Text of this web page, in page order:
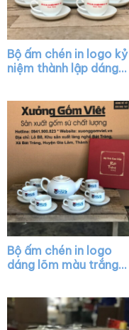
Bộ ấm chén in logo kỷ
niệm thành lập dáng
Bộ ấm chén in logo
dáng lõm màu trắng